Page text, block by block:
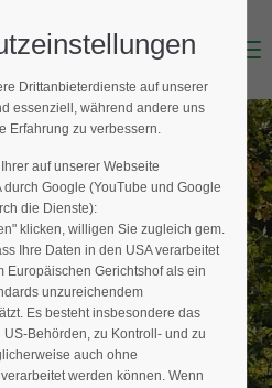
Menu
FINDEN
Fachbetrieb in Ihrer
Drittanbieterdienste auf unserer
essenziell, während andere uns
Erfahrung zu verbessern.
auf unserer Webseite
Google (YouTube und Google
die Dienste):
klicken, willigen Sie zugleich gem.
Ihre Daten in den USA verarbeitet
Europäischen Gerichtshof als ein
unzureichendem
Es besteht insbesondere das
Behörden, zu Kontroll- und zu
auch ohne
werden können. Wenn